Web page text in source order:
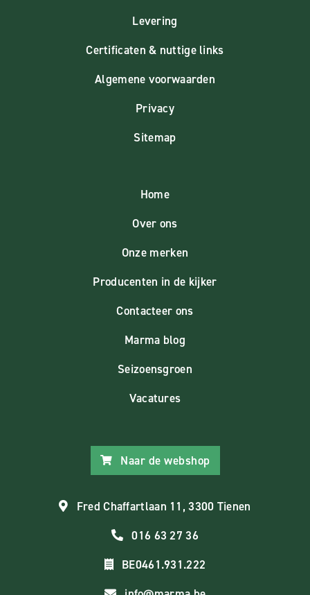
Levering
Certificaten & nuttige links
Algemene voorwaarden
Privacy
Sitemap
Home
Over ons
Onze merken
Producenten in de kijker
Contacteer ons
Marma blog
Seizoensgroen
Vacatures
Naar de webshop
Fred Chaffartlaan 11, 3300 Tienen
016 63 27 36
BE0461.931.222